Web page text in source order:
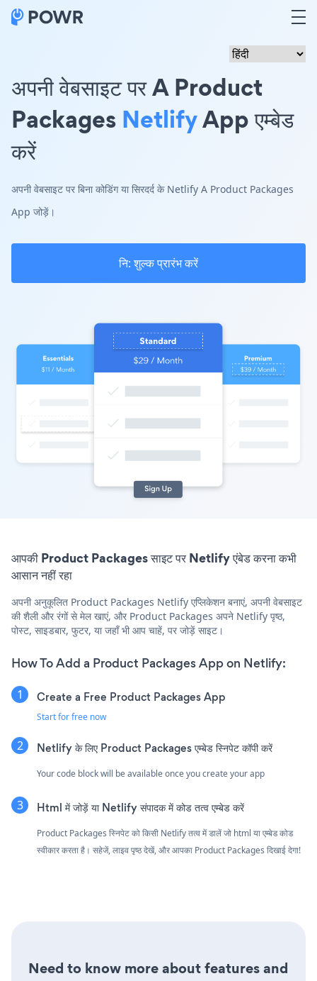
अपनी वेबसाइट पर A Product
Packages NetlifyApp एम्बेड
करें
अपनी वेबसाइट पर बिना कोडिंग या सिरदर्द के Netlify A Product Packages
App जोड़ें।
नि: शुल्क प्रारंभ करें
आपकी Product Packages साइट पर Netlify एंबेड करना कभी
आसान नहीं रहा
अपनी अनुकूलित Product Packages Netlify एप्लिकेशन बनाएं, अपनी वेबसाइट
की शैली और रंगों से मेल खाएं, और Product Packages अपने Netlify पृष्ठ,
पोस्ट, साइडबार, फुटर, या जहाँ भी आप चाहें, पर जोड़ें साइट।
How To Add a Product Packages App on Netlify:
Create a Free Product Packages App
Start for free now
Netlify के लिए Product Packages एम्बेड स्निपेट कॉपी करें
Your code block will be available once you create your app
Html में जोड़ें या Netlify संपादक में कोड तत्व एम्बेड करें
Product Packages स्निपेट को किसी Netlify तत्व में डालें जो html या एम्बेड कोड
स्वीकार करता है। सहेजें, लाइव पृष्ठ देखें, और आपका Product Packages दिखाई देगा!
Need to know more about features and